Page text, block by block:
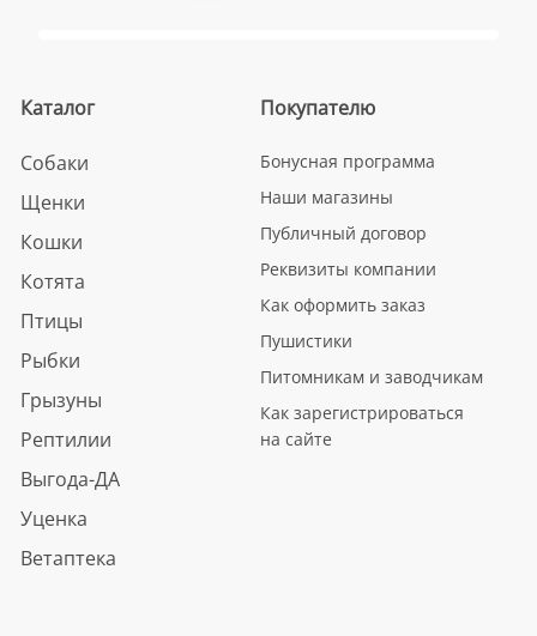
Каталог
Собаки
Щенки
Кошки
Котята
Птицы
Рыбки
Грызуны
Рептилии
Выгода-ДА
Уценка
Ветаптека
Покупателю
Бонусная программа
Наши магазины
Публичный договор
Реквизиты компании
Как оформить заказ
Пушистики
Питомникам и заводчикам
Как зарегистрироваться
на сайте